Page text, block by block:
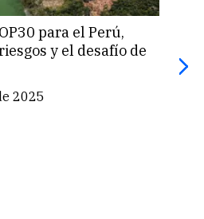
para el Perú,
y el desafío de
2025